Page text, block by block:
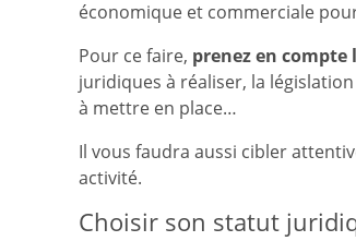
économique et commerciale
Pour ce faire, prenez en
juridiques à réaliser, la
à mettre en place…
Il vous faudra aussi cibler
activité.
Choisir son statut